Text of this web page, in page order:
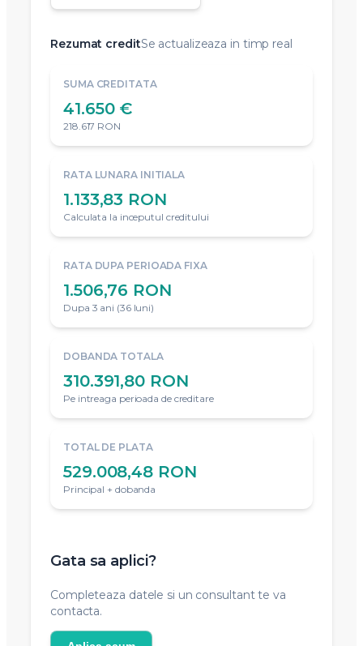
Rezumat creditSe actualizeaza in timp real
SUMA CREDITATA
41.650 €
218.617 RON
RATA LUNARA INITIALA
1.133,83 RON
Calculata la inceputul creditului
RATA DUPA PERIOADA FIXA
1.506,76 RON
Dupa 3 ani (36 luni)
DOBANDA TOTALA
310.391,80 RON
Pe intreaga perioada de creditare
TOTAL DE PLATA
529.008,48 RON
Principal + dobanda
Gata sa aplici?
Completeaza datele si un consultant te va
contacta.